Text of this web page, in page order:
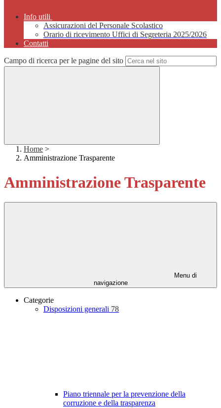
Info utili
Assicurazioni del Personale Scolastico
Orario di ricevimento Uffici di Segreteria 2025/2026
Contatti
Campo di ricerca per le pagine del sito
Home >
Amministrazione Trasparente
Amministrazione Trasparente
Menu di
navigazione
Categorie
Disposizioni generali 78
Piano triennale per la prevenzione della
corruzione e della trasparenza